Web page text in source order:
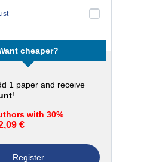
cheaper?
1 paper and receive
!
with 30%
€
Register